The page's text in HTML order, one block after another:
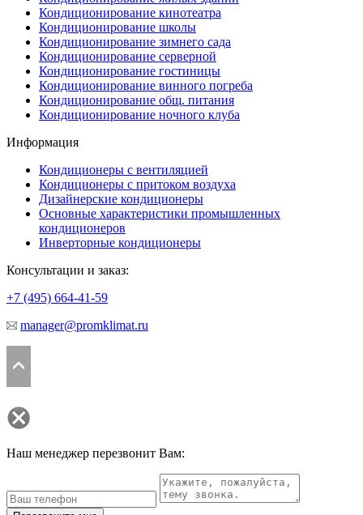
Кондиционирование кинотеатра
Кондиционирование школы
Кондиционирование зимнего сада
Кондиционирование серверной
Кондиционирование гостиницы
Кондиционирование винного погреба
Кондиционирование общ. питания
Кондиционирование ночного клуба
Информация
Кондиционеры с вентиляцией
Кондиционеры с притоком воздуха
Дизайнерские кондиционеры
Основные характеристики промышленных
кондиционеров
Инверторные кондиционеры
Консультации и заказ:
+7 (495) 664-41-59
manager@promklimat.ru
Наш менеджер перезвонит Вам: